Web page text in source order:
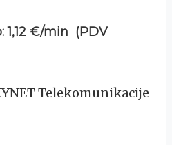
1,12 €/min (PDV
Telekomunikacije